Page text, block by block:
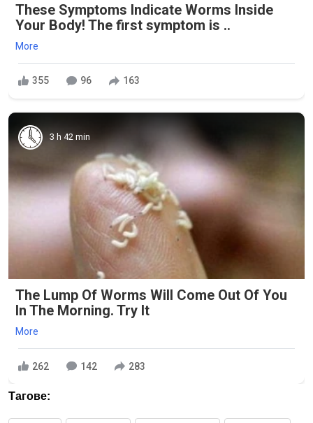
These Symptoms Indicate Worms Inside
Your Body! The first symptom is ..
More
355 96 163
3 h 42 min
The Lump Of Worms Will Come Out Of You
In The Morning. Try It
More
262 142 283
Тагове: